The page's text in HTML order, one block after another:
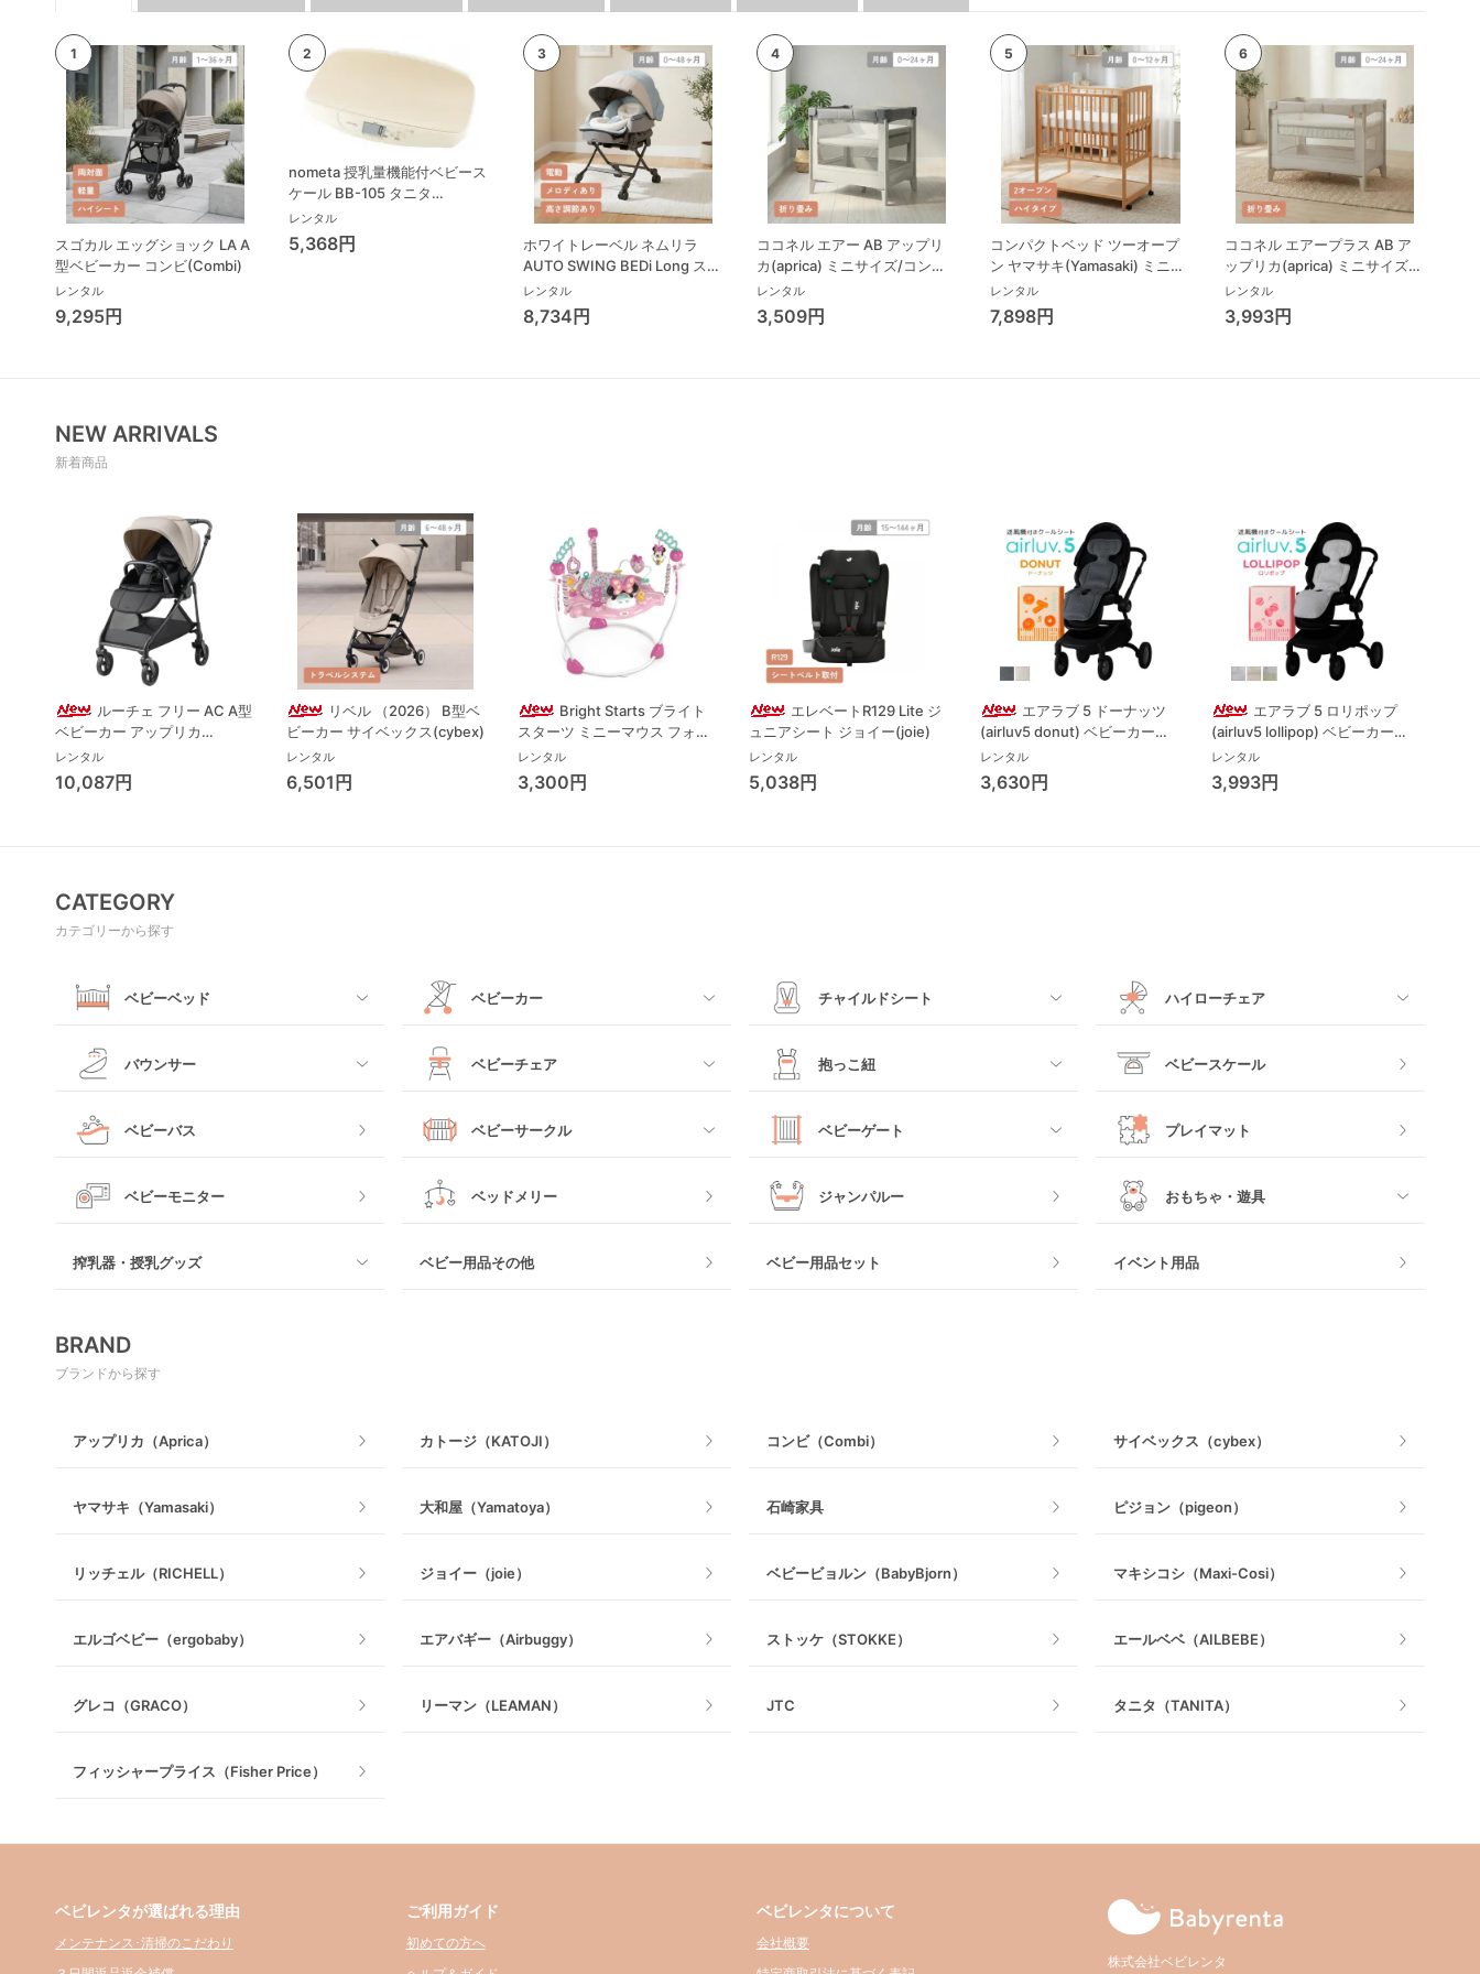
スゴカル エッグショック LA A
型ベビーカー コンビ(Combi)
レンタル
9,295円
nometa 授乳量機能付ベビース
ケール BB-105 タニタ
(TANITA) ベビースケール・体
重計
レンタル
5,368円
ホワイトレーベル ネムリラ
AUTO SWING BEDi Long スリ
ープシェル EG コンビ(Combi)
ハイローチェア・ベビーラック
レンタル
8,734円
ココネル エアー AB アップリ
カ(aprica) ミニサイズ/コンパ
クトベビーベッド
レンタル
3,509円
コンパクトベッド ツーオープ
ン ヤマサキ(Yamasaki) ミニサ
イズ/コンパクトベビーベッド
レンタル
7,898円
ココネル エアープラス AB ア
ップリカ(aprica) ミニサイズ/
コンパクトベビーベッド
レンタル
3,993円
NEW ARRIVALS
新着商品
ルーチェ フリー AC A型
ベビーカー アップリカ
(Aprica) A型ベビーカー アッ
プリカ(Aprica)
レンタル
10,087円
リベル （2026） B型ベ
ビーカー サイベックス(cybex)
レンタル
6,501円
Bright Starts ブライト
スターツ ミニーマウス フォー
エバー ベストフレンド ジャン
パー ジャンパルー キッズツー
(Kids2)
レンタル
3,300円
エレベートR129 Lite ジ
ュニアシート ジョイー(joie)
レンタル
5,038円
エアラブ 5 ドーナッツ
(airluv5 donut) ベビーカーそ
の他 ポレッド(Poled)
レンタル
3,630円
エアラブ 5 ロリポップ
(airluv5 lollipop) ベビーカーそ
の他 ポレッド(Poled)
レンタル
3,993円
CATEGORY
カテゴリーから探す
ベビーベッド
すべて
クーファン
ベビーベッドその他
ベビーカー
すべて
ベビーカーその他
チャイルドシート
すべて
ジュニアシート
チャイルドシートその他
ハイローチェア
すべて
バウンサー
すべて
ベビーチェア
すべて
抱っこ紐
すべて
ベビースケール
ベビーバス ベビーサークル
すべて
ベビーゲート
すべて
プレイマット
ベビーモニター ベッドメリー ジャンパルー おもちゃ・遊具
室内遊具
搾乳器・授乳グッズ
電動搾乳器
ベビー用品その他 ベビー用品セット イベント用品
BRAND
ブランドから探す
アップリカ（Aprica） カトージ（KATOJI） コンビ（Combi） サイベックス（cybex）
ヤマサキ（Yamasaki） 大和屋（Yamatoya） 石崎家具 ピジョン（pigeon）
リッチェル（RICHELL） ジョイー（joie） ベビービョルン（BabyBjorn） マキシコシ（Maxi-Cosi）
エルゴベビー（ergobaby） エアバギー（Airbuggy） ストッケ（STOKKE） エールベベ（AILBEBE）
グレコ（GRACO） リーマン（LEAMAN） JTC タニタ（TANITA）
フィッシャープライス（Fisher Price）
ベビレンタが選ばれる理由
メンテナンス･清掃のこだわり
ご利用ガイド
初めての方へ
ベビレンタについて
会社概要
株式会社ベビレンタ